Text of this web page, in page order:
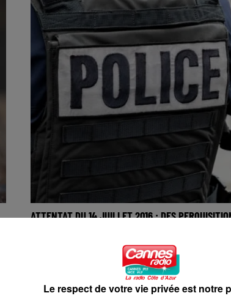
ATTENTAT DU 14 JUILLET 2016 : DES
Le respect de votre vie privée est notre